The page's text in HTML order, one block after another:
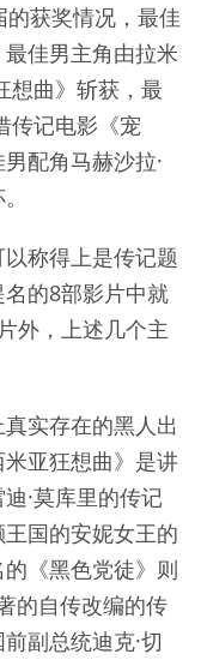
获奖情况，最佳
佳男主角由拉米
想曲》斩获，最
传记电影《宠
配角马赫沙拉·
称得上是传记题
的8部影片中就
外，上述几个主
实存在的黑人出
亚狂想曲》是讲
·莫库里的传记
国的安妮女王的
《黑色党徒》则
的自传改编的传
副总统迪克·切